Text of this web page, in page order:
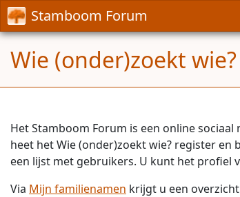
Stamboom Forum
Wie (onder)zoekt wie?
Het Stamboom Forum is een online
heet het Wie (onder)zoekt wie? register en
een lijst met gebruikers. U kunt het profiel
Via Mijn familienamen krijgt u een